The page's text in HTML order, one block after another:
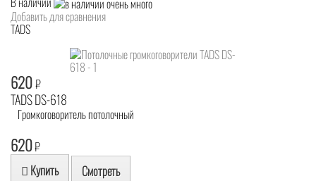
Добавить для сравнения
TADS
620₽
TADS DS-618
Громкоговоритель потолочный
620₽
Купить Смотреть